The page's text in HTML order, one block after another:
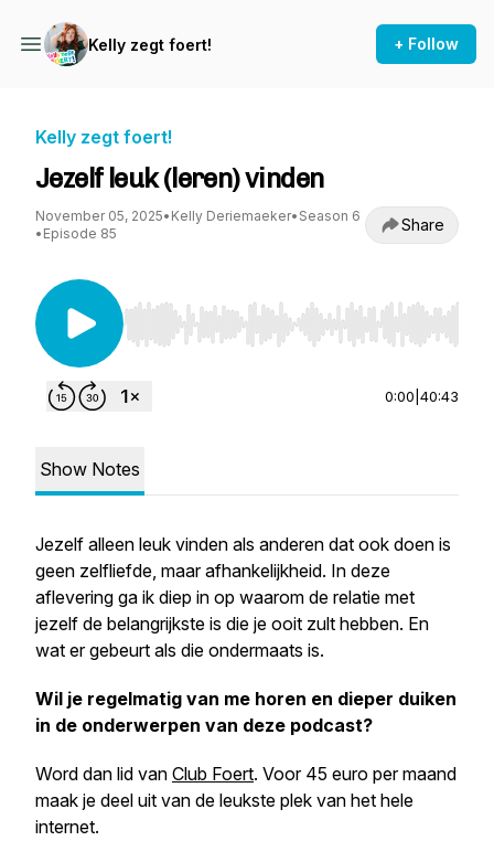
Kelly zegt foert! + Follow
Kelly zegt foert!
Jezelf leuk (leren) vinden
November 05, 2025• Kelly Deriemaeker• Season 6
• Episode 85 Share
Use Left/Right to seek, Home/End to jump to
0:00 40:43
Show Notes
Jezelf alleen leuk vinden als anderen dat ook doen is
geen zelfliefde, maar afhankelijkheid. In deze
aflevering ga ik diep in op waarom de relatie met
jezelf de belangrijkste is die je ooit zult hebben. En
wat er gebeurt als die ondermaats is.
Wil je regelmatig van me horen en dieper duiken
in de onderwerpen van deze podcast?
Word dan lid van Club Foert. Voor 45 euro per maand
maak je deel uit van de leukste plek van het hele
internet.